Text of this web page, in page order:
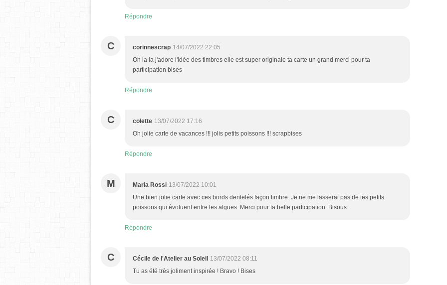
Répondre
C corinnescrap 14/07/2022 22:05
Oh la la j'adore l'idée des timbres elle est super originale ta carte un grand merci pour ta
participation bises
Répondre
C colette 13/07/2022 17:16
Oh jolie carte de vacances !!! jolis petits poissons !!! scrapbises
Répondre
M Maria Rossi 13/07/2022 10:01
Une bien jolie carte avec ces bords dentelés façon timbre. Je ne me lasserai pas de tes petits
poissons qui évoluent entre les algues. Merci pour ta belle participation. Bisous.
Répondre
C Cécile de l'Atelier au Soleil 13/07/2022 08:11
Tu as été très joliment inspirée ! Bravo ! Bises